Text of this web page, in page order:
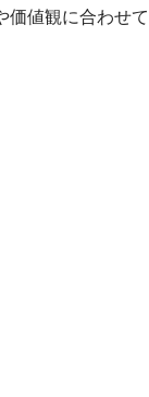
価値観に合わせて